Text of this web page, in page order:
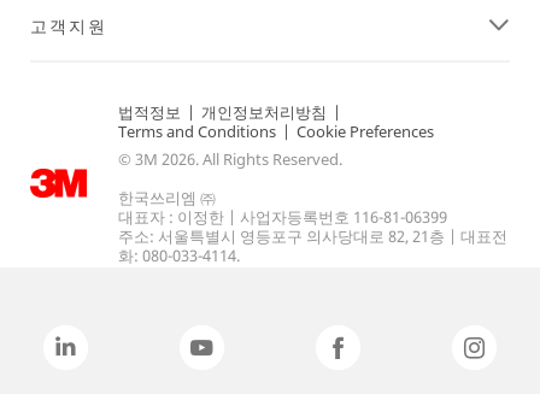
고객지원
법적정보 | 개인정보처리방침 |
Terms and Conditions | Cookie Preferences
© 3M 2026. All Rights Reserved.
한국쓰리엠 ㈜
대표자 : 이정한 | 사업자등록번호 116-81-06399
주소: 서울특별시 영등포구 의사당대로 82, 21층 | 대표전
화: 080-033-4114.